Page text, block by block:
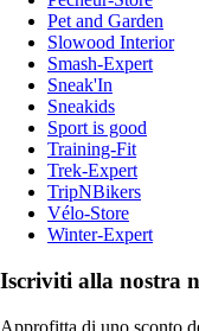
Pet and Garden
Slowood Interior
Smash-Expert
Sneak'In
Sneakids
Sport is good
Training-Fit
Trek-Expert
TripNBikers
Vélo-Store
Winter-Expert
Iscriviti alla nostra
Approfitta di uno sconto